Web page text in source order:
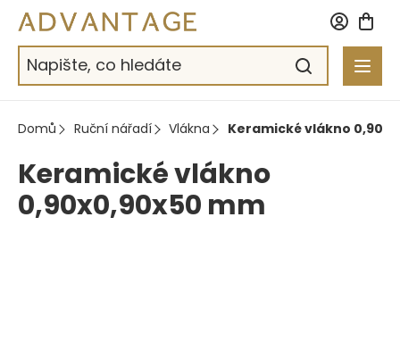
Přejít
obsah
Domů Ruční nářadí Vlákna Keramické vlákno
Keramické vlákno
0,90x0,90x50 mm